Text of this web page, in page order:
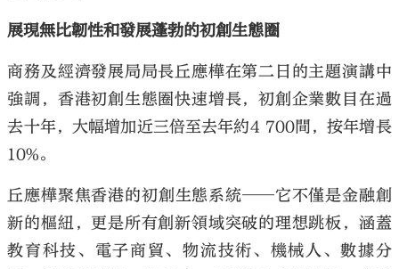
展現無比韌性和發展蓬勃的初創生態圈
商務及經濟發展局局長丘應樺在第二日的主題演講中
強調，香港初創生態圈快速增長，初創企業數目在過
去十年，大幅增加近三倍至去年約4 700間，按年增長
10%。
丘應樺聚焦香港的初創生態系統──它不僅是金融創
新的樞紐，更是所有創新領域突破的理想跳板，涵蓋
教育科技、電子商貿、物流技術、機械人、數據分